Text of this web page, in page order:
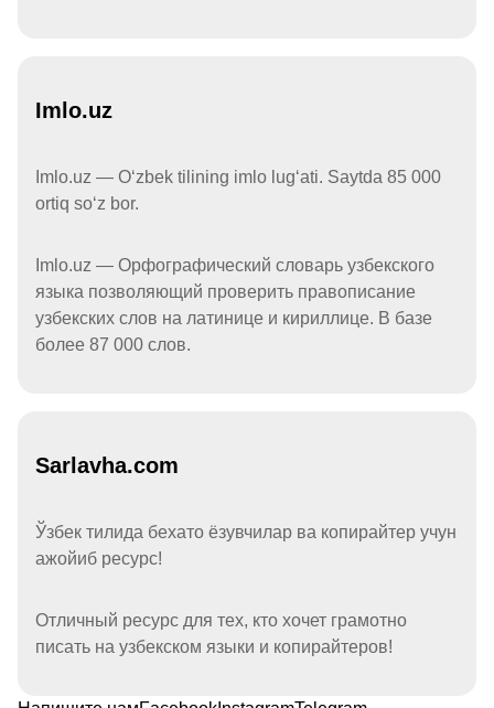
Imlo.uz
Imlo.uz — Oʻzbek tilining imlo lugʻati. Saytda 85 000
ortiq soʻz bor.
Imlo.uz — Орфографический словарь узбекского
языка позволяющий проверить правописание
узбекских слов на латинице и кириллице. В базе
более 87 000 слов.
Sarlavha.com
Ўзбек тилида бехато ёзувчилар ва копирайтер учун
ажойиб ресурс!
Отличный ресурс для тех, кто хочет грамотно
писать на узбекском языки и копирайтеров!